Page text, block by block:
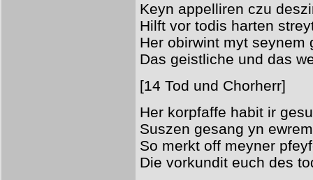
Keyn appelliren czu
Hilft vor todis harten
Her obirwint myt seynem
Das geistliche und das
[14 Tod und Chorherr]
Her korpfaffe habit ir
Suszen gesang yn
So merkt off meyner
Die vorkundit euch des